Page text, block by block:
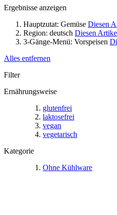
Ergebnisse anzeigen
Hauptzutat: Gemüse Diesen
Region: deutsch Diesen
3-Gänge-Menü: Vorspeisen
Alles entfernen
Filter
Ernährungsweise
glutenfrei
laktosefrei
vegan
vegetarisch
Kategorie
Ohne Kühlware